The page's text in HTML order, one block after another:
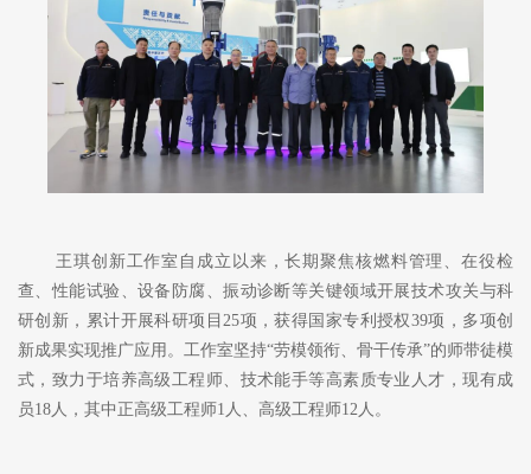
王琪创新工作室自成立以来，长期聚焦核燃料管理、在役检
查、性能试验、设备防腐、振动诊断等关键领域开展技术攻关与科
研创新，累计开展科研项目25项，获得国家专利授权39项，多项创
新成果实现推广应用。工作室坚持“劳模领衔、骨干传承”的师带徒模
式，致力于培养高级工程师、技术能手等高素质专业人才，现有成
员18人，其中正高级工程师1人、高级工程师12人。